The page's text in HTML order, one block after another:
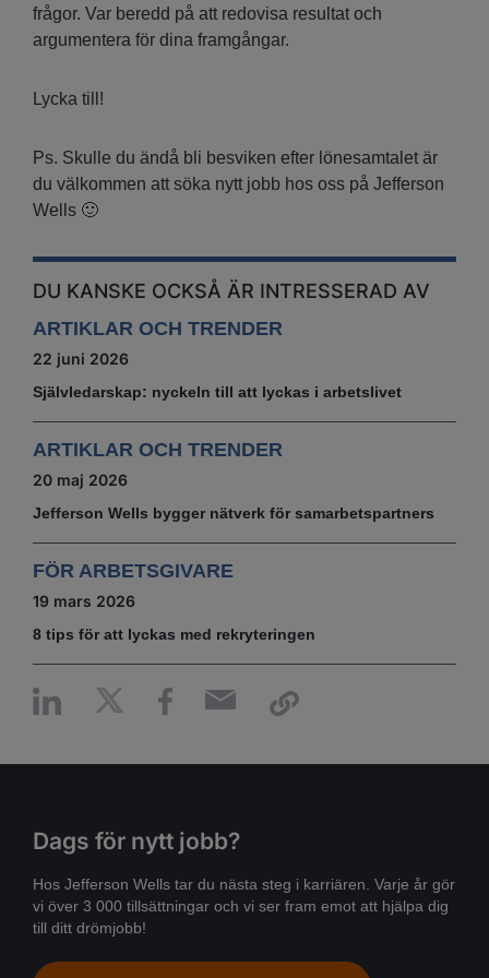
frågor. Var beredd på att redovisa resultat och
argumentera för dina framgångar.
Lycka till!
Ps. Skulle du ändå bli besviken efter lönesamtalet är
du välkommen att söka nytt jobb hos oss på Jefferson
Wells 🙂
DU KANSKE OCKSÅ ÄR INTRESSERAD AV
ARTIKLAR OCH TRENDER
22 juni 2026
Självledarskap: nyckeln till att lyckas i arbetslivet
ARTIKLAR OCH TRENDER
20 maj 2026
Jefferson Wells bygger nätverk för samarbetspartners
FÖR ARBETSGIVARE
19 mars 2026
8 tips för att lyckas med rekryteringen
Dags för nytt jobb?
Hos Jefferson Wells tar du nästa steg i karriären. Varje år gör
vi över 3 000 tillsättningar och vi ser fram emot att hjälpa dig
till ditt drömjobb!